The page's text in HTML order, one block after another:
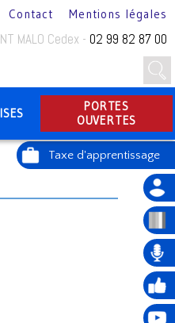
MALO Cedex - 02 99 82 87 00
PORTES
OUVERTES
Contact Mentions légales